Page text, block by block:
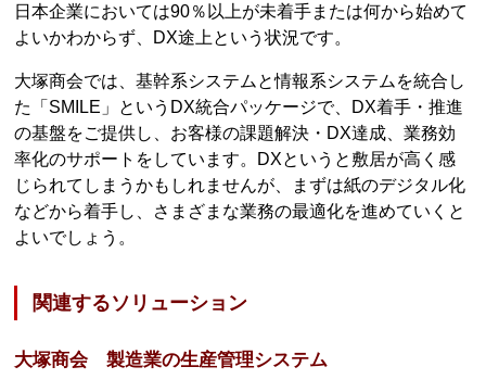
日本企業においては90％以上が未着手または何から始めて
よいかわからず、DX途上という状況です。
大塚商会では、基幹系システムと情報系システムを統合し
た「SMILE」というDX統合パッケージで、DX着手・推進
の基盤をご提供し、お客様の課題解決・DX達成、業務効
率化のサポートをしています。DXというと敷居が高く感
じられてしまうかもしれませんが、まずは紙のデジタル化
などから着手し、さまざまな業務の最適化を進めていくと
よいでしょう。
関連するソリューション
大塚商会 製造業の生産管理システム